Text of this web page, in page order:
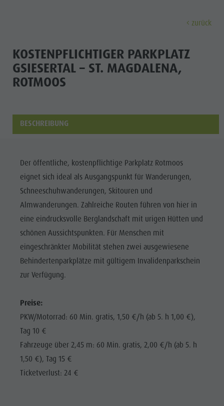
FERIENORTE
DOLOMITEN
UNESCO
SEHENSWÜRDIGKEITEN
EVENTS
Kultur
Bars &
Restaurants
Cook the
Mountain
Wellness
Südtirol
Events
Ferienorte
Familie & Kinder
Kultur
Sehenswürdigkeiten
Bars & Restaurants
Cook the Mountain
Shopping
Wellness
Naturparks
Das Pustertal
Südtirol
Events
Guide A-Z
Wandern
Klettern
Weitere Aktivitäten
Ferienprogramme
Anreise
Katalogservice
Webcams
Wetter
Kronplatz Doctor Service
zurück
KOSTENPFLICHTIGER PARKPLATZ
GSIESERTAL – ST. MAGDALENA,
ROTMOOS
BESCHREIBUNG
Der öffentliche, kostenpflichtige Parkplatz Rotmoos
eignet sich ideal als Ausgangspunkt für Wanderungen,
Schneeschuhwanderungen, Skitouren und
Almwanderungen. Zahlreiche Routen führen von hier in
eine eindrucksvolle Berglandschaft mit urigen Hütten und
schönen Aussichtspunkten. Für Menschen mit
eingeschränkter Mobilität stehen zwei ausgewiesene
Behindertenparkplätze mit gültigem Invalidenparkschein
zur Verfügung.
Preise:
PKW/Motorrad: 60 Min. gratis, 1,50 €/h (ab 5. h 1,00 €),
Tag 10 €
Fahrzeuge über 2,45 m: 60 Min. gratis, 2,00 €/h (ab 5. h
1,50 €), Tag 15 €
Ticketverlust: 24 €